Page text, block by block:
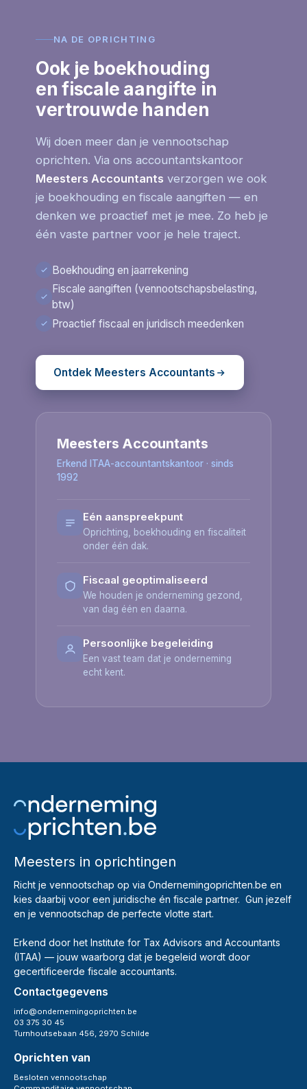
NA DE OPRICHTING
Ook je boekhouding
en fiscale aangifte in
vertrouwde handen
Wij doen meer dan je vennootschap
oprichten. Via ons accountantskantoor
Meesters Accountants verzorgen we ook
je boekhouding en fiscale aangiften — en
denken we proactief met je mee. Zo heb je
één vaste partner voor je hele traject.
Boekhouding en jaarrekening
Fiscale aangiften (vennootschapsbelasting,
btw)
Proactief fiscaal en juridisch meedenken
Ontdek Meesters Accountants
Meesters Accountants
Erkend ITAA-accountantskantoor · sinds
1992
Eén aanspreekpunt
Oprichting, boekhouding en fiscaliteit
onder één dak.
Fiscaal geoptimaliseerd
We houden je onderneming gezond,
van dag één en daarna.
Persoonlijke begeleiding
Een vast team dat je onderneming
echt kent.
Meesters in oprichtingen
Richt je vennootschap op via Ondernemingoprichten.be en
kies daarbij voor een juridische én fiscale partner. Gun jezelf
en je vennootschap de perfecte vlotte start.
Erkend door het Institute for Tax Advisors and Accountants
(ITAA) — jouw waarborg dat je begeleid wordt door
gecertificeerde fiscale accountants.
Contactgegevens
info@ondernemingoprichten.be
03 375 30 45
Turnhoutsebaan 456, 2970 Schilde
Oprichten van
Besloten vennootschap